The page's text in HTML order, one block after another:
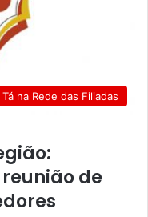
Tá na Rede das Filiadas
de